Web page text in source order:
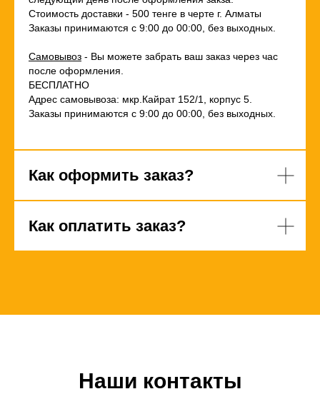
Стоимость доставки - 500 тенге в черте г. Алматы
Заказы принимаются с 9:00 до 00:00, без выходных.
Самовывоз - Вы можете забрать ваш заказ через час
после оформления.
БЕСПЛАТНО
Адрес самовывоза: мкр.Кайрат 152/1, корпус 5.
Заказы принимаются с 9:00 до 00:00, без выходных.
Как оформить заказ?
Как оплатить заказ?
Наши контакты